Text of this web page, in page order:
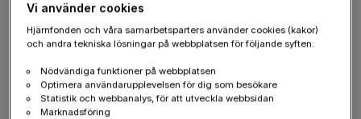
allt inför resor och ledighet kan kännas både
överväldigande och tidskrävande. Även tidsbrist skapa
stress inför avresan. Försök att inte överplanera. Det
är orimligt att hinna med allt på kort tid och glöm
framför allt inte tiden för vila och återhämtning – att
göra ingenting.
Vi använder cookies
Hjärnfonden och våra samarbetsparters använder cookies (kakor)
och andra tekniska lösningar på webbplatsen för följande syften:
Nödvändiga funktioner på webbplatsen
Optimera användarupplevelsen för dig som besökare
Statistik och webbanalys, för att utveckla webbsidan
Marknadsföring